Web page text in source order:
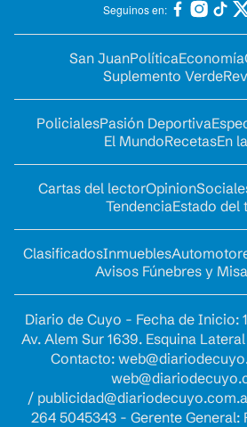
Seguinos en:
San JuanPolíticaEconomía
Suplemento Verde
PolicialesPasión Deportiva
El MundoRecetasEn
Cartas del lectorOpinion
TendenciaEstado del
ClasificadosInmuebles
Avisos Fúnebres y
Diario de Cuyo - Fecha de Inicio:
Av. Alem Sur 1639. Esquina
Contacto:
/
264 5045343 - Gerente General: